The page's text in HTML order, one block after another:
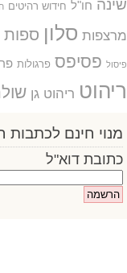
שינה חו"ל חידוש רהיטים
מרצפות סלון ספות
פיסול פסיפס פרגולות
ריהוט ריהוט גן
מנוי חינם לכתבות
כתובת דוא"ל